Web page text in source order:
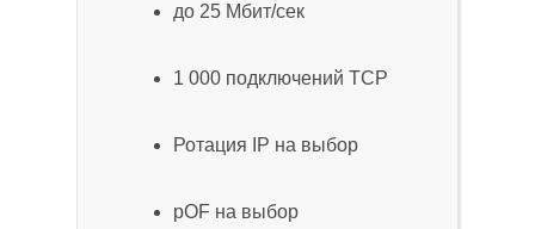
до 25 Мбит/сек
1 000 подключений TCP
Ротация IP на выбор
pOF на выбор